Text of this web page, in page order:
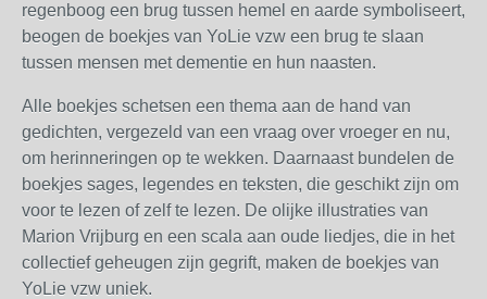
regenboog een brug tussen hemel en aarde symboliseert,
beogen de boekjes van YoLie vzw een brug te slaan
tussen mensen met dementie en hun naasten.
Alle boekjes schetsen een thema aan de hand van
gedichten, vergezeld van een vraag over vroeger en nu,
om herinneringen op te wekken. Daarnaast bundelen de
boekjes sages, legendes en teksten, die geschikt zijn om
voor te lezen of zelf te lezen. De olijke illustraties van
Marion Vrijburg en een scala aan oude liedjes, die in het
collectief geheugen zijn gegrift, maken de boekjes van
YoLie vzw uniek.